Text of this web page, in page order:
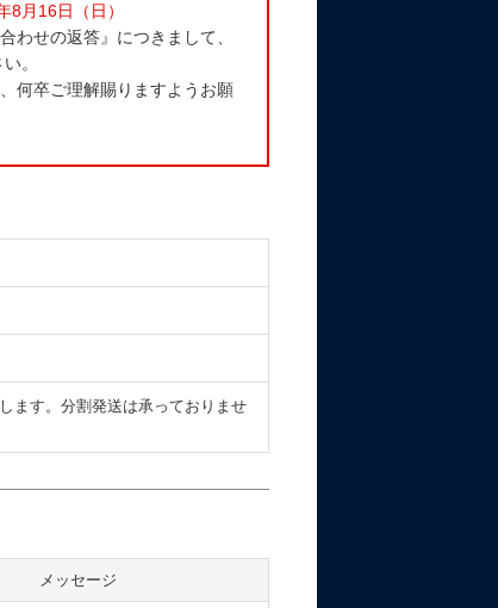
8月16日（日）
わせの返答』につきまして、
。
何卒ご理解賜りますようお願
ます。分割発送は承っておりませ
メッセージ